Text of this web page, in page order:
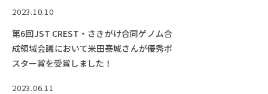
2023.10.10
第6回JST CREST・さきがけ合同ゲノム合
成領域会議において米田泰城さんが優秀ポ
スター賞を受賞しました！
2023.06.11